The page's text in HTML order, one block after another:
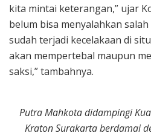
kita mintai keterangan,” ujar
belum bisa menyalahkan
sudah terjadi kecelakaan di
akan mempertebal maupun
saksi,” tambahnya.
Putra Mahkota didampingi
Kraton Surakarta berdamai